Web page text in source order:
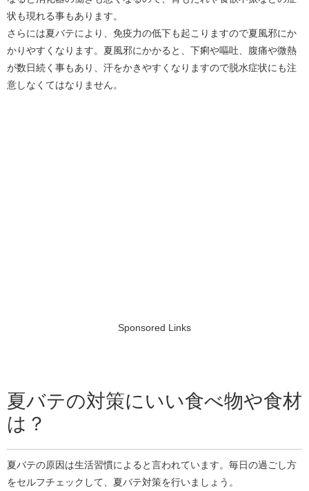
状も現れる事もあります。
さらには夏バテにより、免疫力の低下も起こりますので夏風邪にか
かりやすくなります。夏風邪にかかると、下痢や嘔吐、腹痛や微熱
が数日続く事もあり、汗をかきやすくなりますので脱水症状にも注
意しなくてはなりません。
Sponsored Links
夏バテの対策にいい食べ物や食材
は？
夏バテの原因は生活習慣によると言われています。毎日の過ごし方
をセルフチェックして、夏バテ対策を行いましょう。